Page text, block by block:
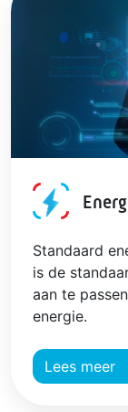
Standaard
is de
aan te
energie.
Lees meer